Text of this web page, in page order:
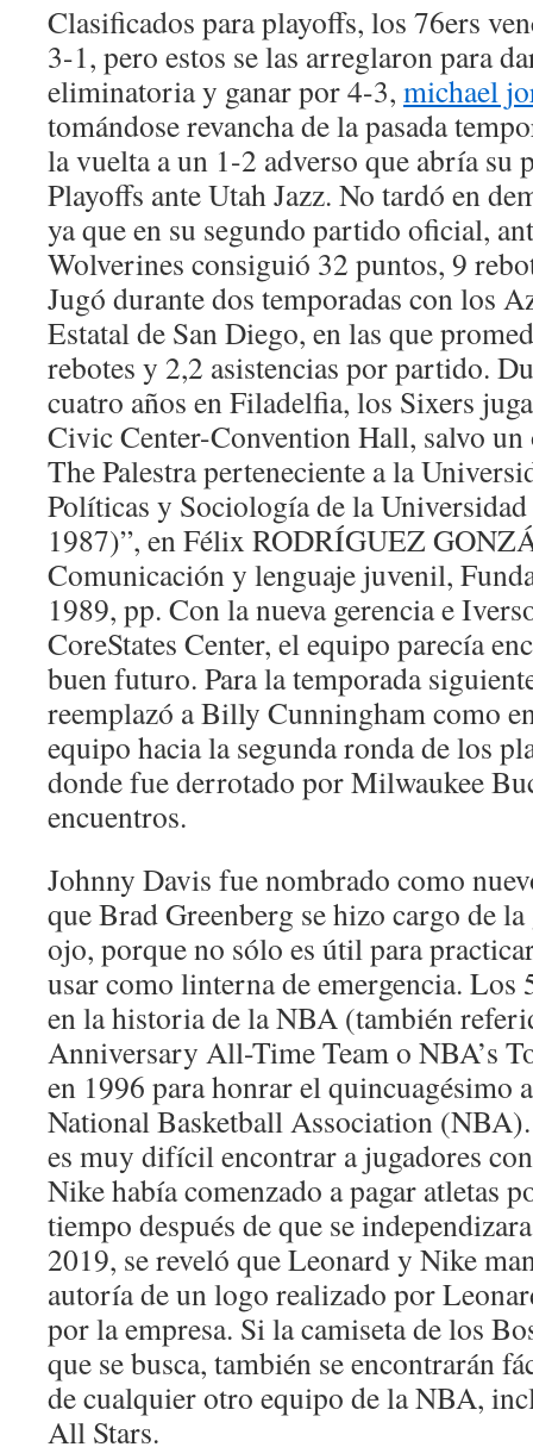
Clasificados para playoffs, los 76ers
3-1, pero estos se las arreglaron para
eliminatoria y ganar por 4-3, michael
tomándose revancha de la pasada
la vuelta a un 1-2 adverso que abría su
Playoffs ante Utah Jazz. No tardó en
ya que en su segundo partido oficial,
Wolverines consiguió 32 puntos, 9
Jugó durante dos temporadas con los
Estatal de San Diego, en las que
rebotes y 2,2 asistencias por partido.
cuatro años en Filadelfia, los Sixers
Civic Center-Convention Hall, salvo
The Palestra perteneciente a la
Políticas y Sociología de la
1987)”, en Félix RODRÍGUEZ
Comunicación y lenguaje juvenil,
1989, pp. Con la nueva gerencia e
CoreStates Center, el equipo parecía
buen futuro. Para la temporada
reemplazó a Billy Cunningham como
equipo hacia la segunda ronda de los
donde fue derrotado por Milwaukee
encuentros.
Johnny Davis fue nombrado como
que Brad Greenberg se hizo cargo de
ojo, porque no sólo es útil para
usar como linterna de emergencia. Los
en la historia de la NBA (también
Anniversary All-Time Team o NBA’s
en 1996 para honrar el quincuagésimo
National Basketball Association
es muy difícil encontrar a jugadores
Nike había comenzado a pagar atletas
tiempo después de que se
2019, se reveló que Leonard y Nike
autoría de un logo realizado por
por la empresa. Si la camiseta de los
que se busca, también se encontrarán
de cualquier otro equipo de la NBA,
All Stars.